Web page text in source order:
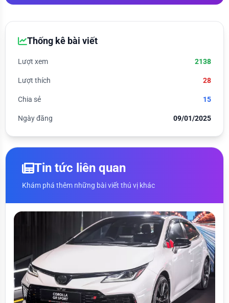
Thống kê bài viết
Lượt xem 2138
Lượt thích 28
Chia sẻ 15
Ngày đăng 09/01/2025
Tin tức liên quan
Khám phá thêm những bài viết thú vị khác